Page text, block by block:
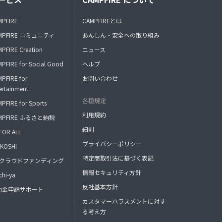
コミュニティ
Creation
for Social Good
for
for Sports
ふるさと納税
ALL
ラウドファンディング
ya
金申請サポート
CAMPFIREとは
あんしん・安全への取り組み
ニュース
ヘルプ
お問い合わせ
各種規定
利用規約
細則
プライバシーポリシー
特定商取引法に基づく表記
情報セキュリティ方針
反社基本方針
カスタマーハラスメントに対す
る考え方